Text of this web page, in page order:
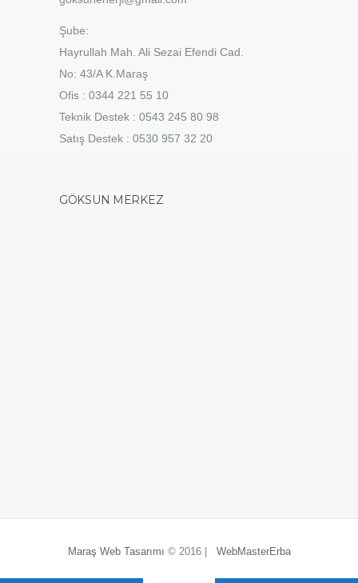
Şube:
Hayrullah Mah. Ali Sezai Efendi Cad.
No: 43/A K.Maraş
Ofis : 0344 221 55 10
Teknik Destek : 0543 245 80 98
Satış Destek : 0530 957 32 20
GÖKSUN MERKEZ
Maraş Web Tasarımı © 2016 | WebMasterErba